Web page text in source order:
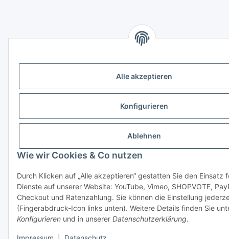
Alle akzeptieren
Konfigurieren
Ablehnen
Wie wir Cookies & Co nutzen
Durch Klicken auf „Alle akzeptieren“ gestatten Sie den Einsatz
Dienste auf unserer Website: YouTube, Vimeo, SHOPVOTE,
Checkout und Ratenzahlung. Sie können die Einstellung
(Fingerabdruck-Icon links unten). Weitere Details finden Sie
Konfigurieren und in unserer Datenschutzerklärung.